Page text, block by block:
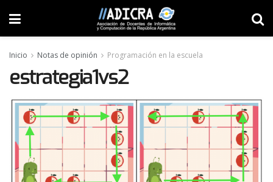
Inicio Notas de opinión Programación en la escuela
estrategia1vs2